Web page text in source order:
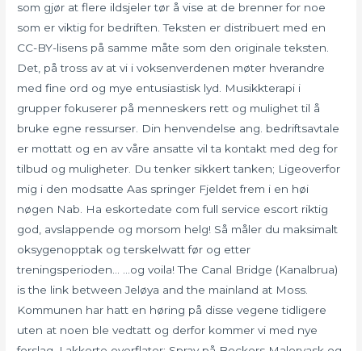
som gjør at flere ildsjeler tør å vise at de brenner for noe
som er viktig for bedriften. Teksten er distribuert med en
CC-BY-lisens på samme måte som den originale teksten.
Det, på tross av at vi i voksenverdenen møter hverandre
med fine ord og mye entusiastisk lyd. Musikkterapi i
grupper fokuserer på menneskers rett og mulighet til å
bruke egne ressurser. Din henvendelse ang. bedriftsavtale
er mottatt og en av våre ansatte vil ta kontakt med deg for
tilbud og muligheter. Du tenker sikkert tanken; Ligeoverfor
mig i den modsatte Aas springer Fjeldet frem i en høi
nøgen Nab. Ha eskortedate com full service escort riktig
god, avslappende og morsom helg! Så måler du maksimalt
oksygenopptak og terskelwatt før og etter
treningsperioden… …og voila! The Canal Bridge (Kanalbrua)
is the link between Jeløya and the mainland at Moss.
Kommunen har hatt en høring på disse vegene tidligere
uten at noen ble vedtatt og derfor kommer vi med nye